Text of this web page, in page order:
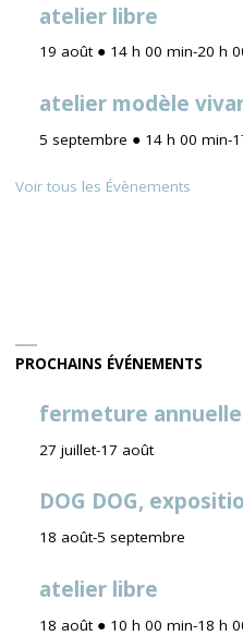
atelier libre
19 août ● 14 h 00 min-20 h
atelier modèle
5 septembre ● 14 h 00 min-
Voir tous les Évènements
PROCHAINS ÉVÉNEMENTS
fermeture annuelle
27 juillet-17 août
DOG DOG,
18 août-5 septembre
atelier libre
18 août ● 10 h 00 min-18 h